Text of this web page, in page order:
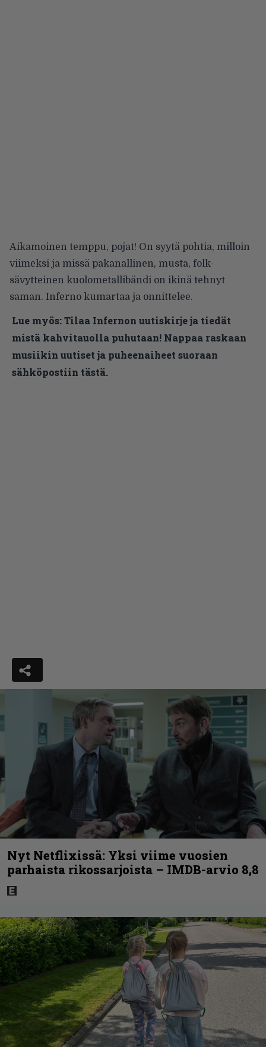
Aikamoinen temppu, pojat! On syytä pohtia, milloin
viimeksi ja missä pakanallinen, musta, folk-
sävytteinen kuolometallibändi on ikinä tehnyt
saman. Inferno kumartaa ja onnittelee.
Lue myös:Tilaa Infernon uutiskirje ja tiedät
mistä kahvitauolla puhutaan! Nappaa raskaan
musiikin uutiset ja puheenaiheet suoraan
sähköpostiin tästä.
Nyt Netflixissä: Yksi viime vuosien
parhaista rikossarjoista – IMDB-arvio 8,8